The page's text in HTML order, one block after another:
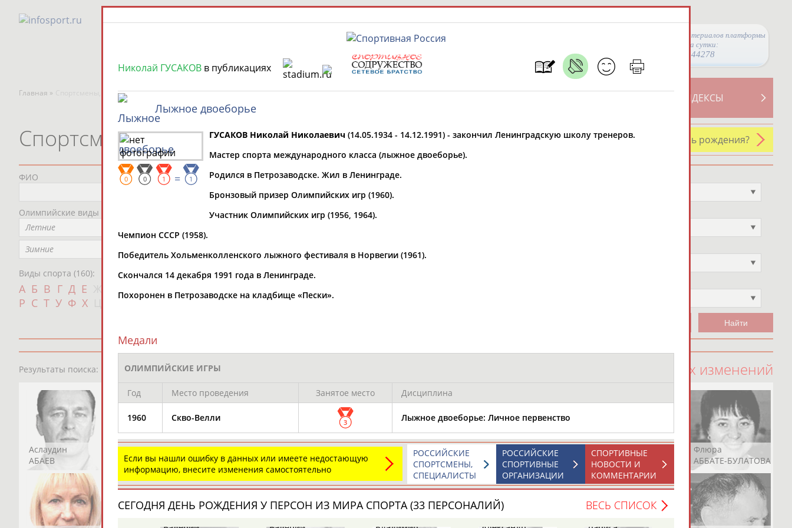
Просмотры материалов платформы
за сутки:
44278
Главная » Спортсмены, тренеры и специалисты СВОДНЫЕ ИНДЕКСЫ
У кого сегодня день рождения?
Спортсмены, тренеры и специалисты
ФИО
Олимпийские виды спорта
Летние
Зимние
Виды спорта (160):
А Б В Г Д Е И Н
Р С Т У Ф Х Ш Щ Э Ю Я
Представляет регион*
Не выбран
Место рождения
Дата рождения
с
чч мм год
Результаты поиска: 13181персон 100 последних изменений
Аслаудин
АБАЕВ
Елена
АБАИМОВА
Мария
АБАКУМОВА
Юлия
АБАЛАКИНА
Дмитрий
АБАРЕНОВ
Тамилла
АБАСОВА
Рамазан
АБАЧАРАЕВ
Ростом
АБАШИДЗЕ
Флюра
АББАТЕ-БУЛАТОВА
Николай ГУСАКОВ в публикациях
Лыжное двоеборье
0 0 1 = 1
ГУСАКОВ Николай Николаевич (14.05.1934 - 14.12.1991) - закончил Ленинградскую школу тренеров.
Мастер спорта международного класса (лыжное двоеборье).
Родился в Петрозаводске. Жил в Ленинграде.
Бронзовый призер Олимпийских игр (1960).
Участник Олимпийских игр (1956, 1964).
Чемпион СССР (1958).
Победитель Хольменколленского лыжного фестиваля в Норвегии (1961).
Скончался 14 декабря 1991 года в Ленинграде.
Похоронен в Петрозаводске на кладбище «Пески».
Медали
ОЛИМПИЙСКИЕ ИГРЫ
Год Место проведения Занятое место Дисциплина
1960 Скво-Велли 3 Лыжное двоеборье: Личное первенство
Если вы нашли ошибку в данных или имеете недостающую
информацию, внесите изменения самостоятельно
СПОРТИВНЫЕ
НОВОСТИ И
КОММЕНТАРИИ
РОССИЙСКИЕ
СПОРТИВНЫЕ
ОРГАНИЗАЦИИ
РОССИЙСКИЕ
СПОРТСМЕНЫ,
СПЕЦИАЛИСТЫ
СЕГОДНЯ ДЕНЬ РОЖДЕНИЯ У ПЕРСОН ИЗ МИРА СПОРТА (33 ПЕРСОНАЛИЙ) ВЕСЬ СПИСОК